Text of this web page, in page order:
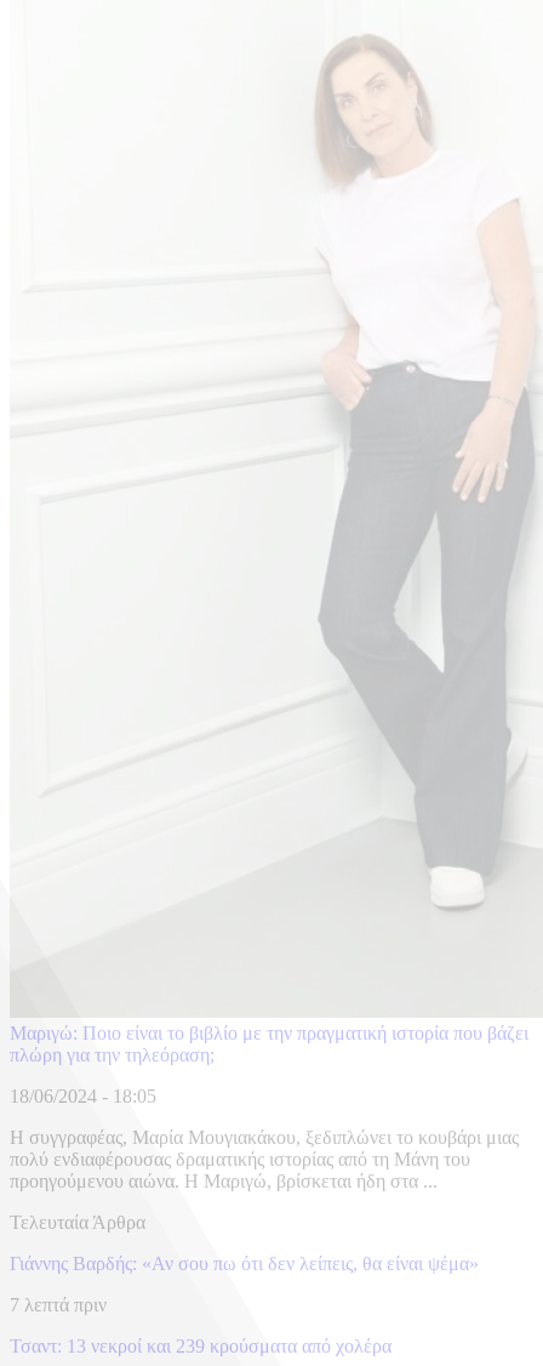
Μαριγώ: Ποιο είναι το βιβλίο με την πραγματική ιστορία που βάζει
πλώρη για την τηλεόραση;
18/06/2024 - 18:05
H συγγραφέας, Μαρία Μουγιακάκου, ξεδιπλώνει το κουβάρι μιας
πολύ ενδιαφέρουσας δραματικής ιστορίας από τη Μάνη του
προηγούμενου αιώνα. Η Μαριγώ, βρίσκεται ήδη στα ...
Τελευταία Άρθρα
Γιάννης Βαρδής: «Αν σου πω ότι δεν λείπεις, θα είναι ψέμα»
7 λεπτά πριν
Τσαντ: 13 νεκροί και 239 κρούσματα από χολέρα